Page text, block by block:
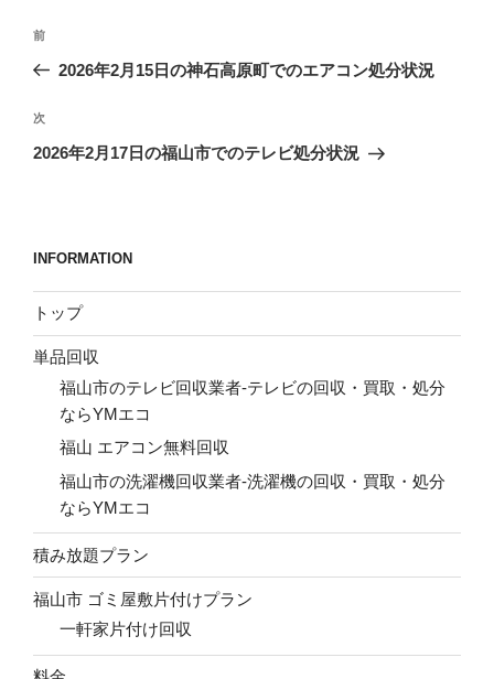
投
ナ
ビ
ゲ
ン
前
の
稿
前
2026年2月15日の神石高原町でのエアコン処分状況
次
の
次
2026年2月17日の福山市でのテレビ処分状況
INFORMATION
トップ
単品回収
福山市のテレビ回収業者-テレビの回収・買取・処分
ならYMエコ
福山 エアコン無料回収
福山市の洗濯機回収業者-洗濯機の回収・買取・処分
ならYMエコ
積み放題プラン
福山市 ゴミ屋敷片付けプラン
一軒家片付け回収